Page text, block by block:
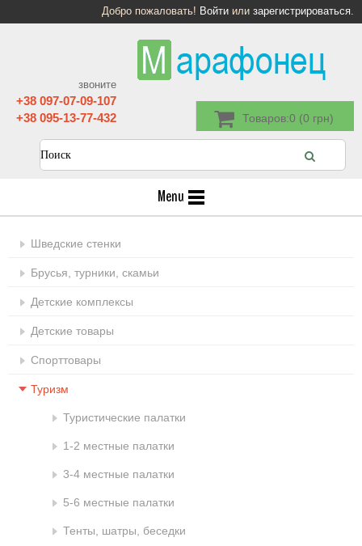
Добро пожаловать! Войти или зарегистрироваться.
Товаров:0 (0 грн)
звоните
+38 097-07-09-107
+38 095-13-77-432
Menu
Шведские стенки
Брусья, турники, скамьи
Детские комплексы
Детские товары
Спорттовары
Туризм
Туристические палатки
1-2 местные палатки
3-4 местные палатки
5-6 местные палатки
Тенты, шатры, беседки